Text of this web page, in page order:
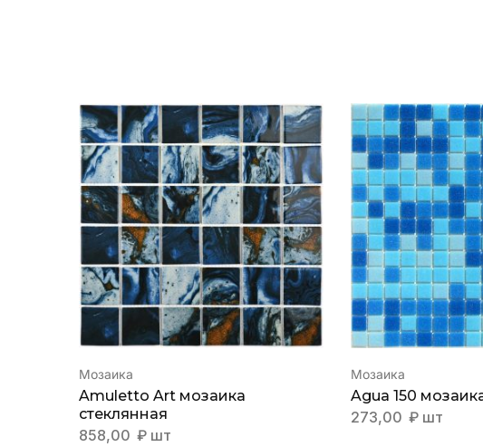
Мозаика
Amuletto Art мозаика
стеклянная
858,00 ₽ шт
Мозаика
Agua 150
273,00 ₽ шт